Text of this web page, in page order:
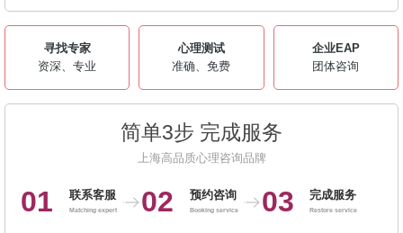
寻找专家
资深、专业
心理测试
准确、免费
企业EAP
团体咨询
简单3步 完成服务
上海高品质心理咨询品牌
01 联系客服
Matching expert 02 预约咨询
Booking service 03 完成服务
Restore service